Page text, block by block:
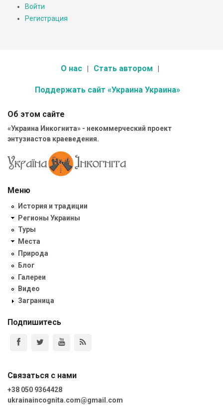
Войти
Регистрация
О нас Стать автором
Поддержать сайт «Украина Украина»
Об этом сайте
«Украина Инкогнита» - некоммерческий проект
энтузиастов краеведения.
Меню
История и традиции
Регионы Украины
Туры
Места
Природа
Блог
Галереи
Видео
Заграница
Подпишитесь
Связаться с нами
+38 050 9364428
ukrainaincognita.com@gmail.com